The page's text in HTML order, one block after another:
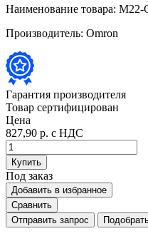
Наименование товара: M22-
Производитель: Omron
Гарантия производителя
Товар сертифицирован
Цена
827,90 р. с НДС
Купить
Под заказ
Добавить в избранное
Сравнить
Отправить запрос